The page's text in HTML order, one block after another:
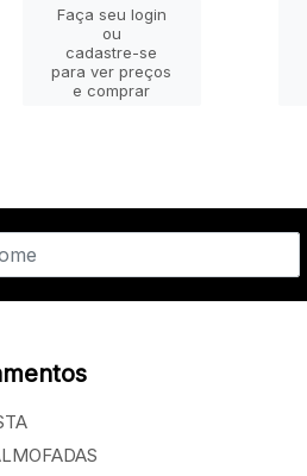
Faça seu login
ou
cadastre-se
para ver preços
e comprar